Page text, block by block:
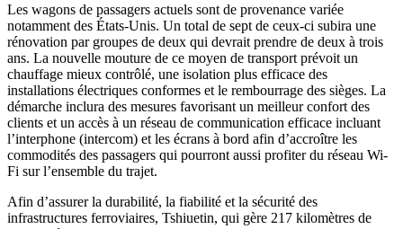
Les wagons de passagers actuels sont de provenance variée
notamment des États-Unis. Un total de sept de ceux-ci subira une
rénovation par groupes de deux qui devrait prendre de deux à trois
ans. La nouvelle mouture de ce moyen de transport prévoit un
chauffage mieux contrôlé, une isolation plus efficace des
installations électriques conformes et le rembourrage des sièges. La
démarche inclura des mesures favorisant un meilleur confort des
clients et un accès à un réseau de communication efficace incluant
l’interphone (intercom) et les écrans à bord afin d’accroître les
commodités des passagers qui pourront aussi profiter du réseau Wi-
Fi sur l’ensemble du trajet.
Afin d’assurer la durabilité, la fiabilité et la sécurité des
infrastructures ferroviaires, Tshiuetin, qui gère 217 kilomètres de